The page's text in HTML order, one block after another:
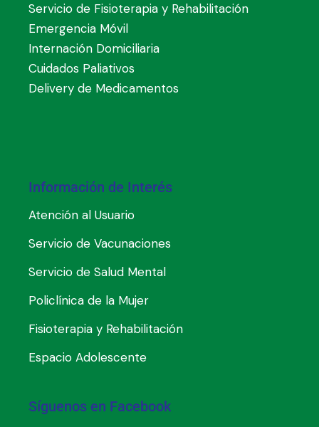
Servicio de Fisioterapia y Rehabilitación
Emergencia Móvil
Internación Domiciliaria
Cuidados Paliativos
Delivery de Medicamentos
Información de Interés
Atención al Usuario
Servicio de Vacunaciones
Servicio de Salud Mental
Policlínica de la Mujer
Fisioterapia y Rehabilitación
Espacio Adolescente
Síguenos en Facebook